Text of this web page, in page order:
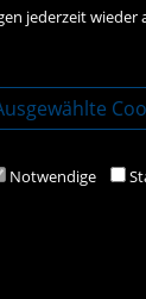
jederzeit
Notwendige